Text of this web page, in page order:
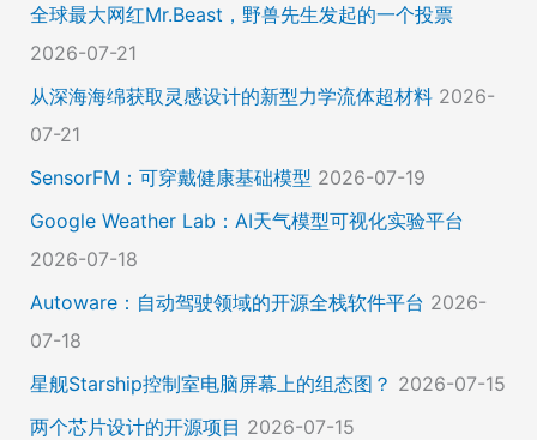
全球最大网红Mr.Beast，野兽先生发起的一个投票
2026-07-21
从深海海绵获取灵感设计的新型力学流体超材料 2026-
07-21
SensorFM：可穿戴健康基础模型 2026-07-19
Google Weather Lab：AI天气模型可视化实验平台
2026-07-18
Autoware：自动驾驶领域的开源全栈软件平台 2026-
07-18
星舰Starship控制室电脑屏幕上的组态图？ 2026-07-15
两个芯片设计的开源项目 2026-07-15